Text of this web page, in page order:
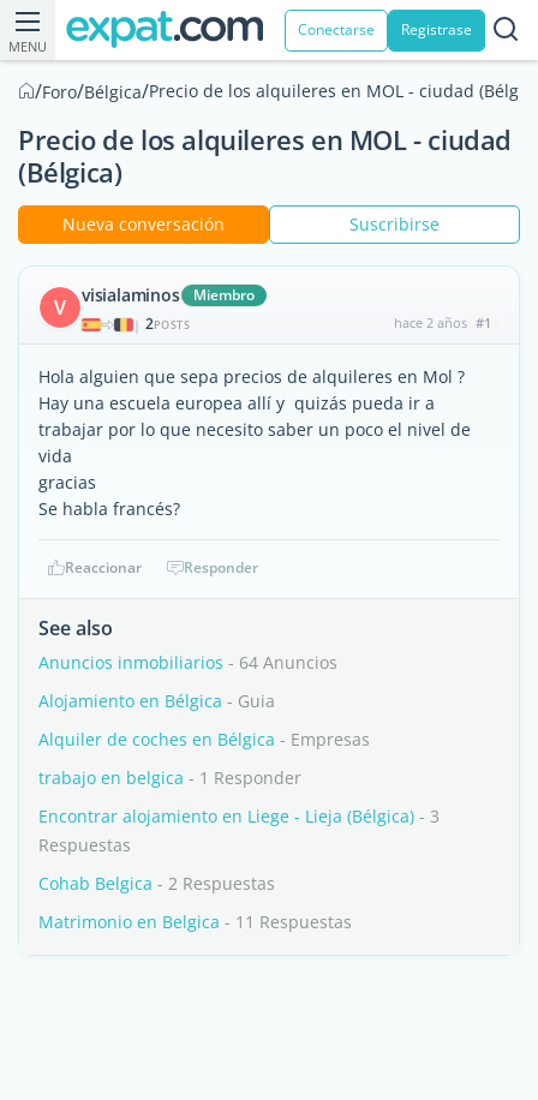
MENU
Conectarse Registrase
/Foro/Bélgica/Precio de los alquileres en MOL - ciudad
Precio de los alquileres en MOL - ciudad
(Bélgica)
Nueva conversación Suscribirse
V visialaminos Miembro
| 2POSTS hace 2 años #1
Hola alguien que sepa precios de alquileres en Mol ?
Hay una escuela europea allí y quizás pueda ir a
trabajar por lo que necesito saber un poco el nivel de
vida
gracias
Se habla francés?
Reaccionar Responder
See also
Anuncios inmobiliarios - 64 Anuncios
Alojamiento en Bélgica - Guia
Alquiler de coches en Bélgica - Empresas
trabajo en belgica - 1 Responder
Encontrar alojamiento en Liege - Lieja (Bélgica) - 3
Respuestas
Cohab Belgica - 2 Respuestas
Matrimonio en Belgica - 11 Respuestas